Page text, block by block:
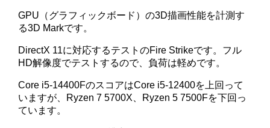
GPU（グラフィックボード）の3D描画性能を計測す
る3D Markです。
DirectX 11に対応するテストのFire Strikeです。フル
HD解像度でテストするので、負荷は軽めです。
Core i5-14400FのスコアはCore i5-12400を上回って
いますが、Ryzen 7 5700X、Ryzen 5 7500Fを下回っ
ています。